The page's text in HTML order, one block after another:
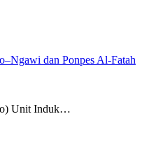
dan Ponpes Al-Fatah
Unit Induk…